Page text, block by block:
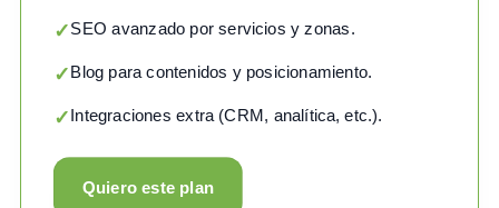
✓SEO avanzado por servicios y zonas.
✓Blog para contenidos y posicionamiento.
✓Integraciones extra (CRM, analítica, etc.).
Quiero este plan